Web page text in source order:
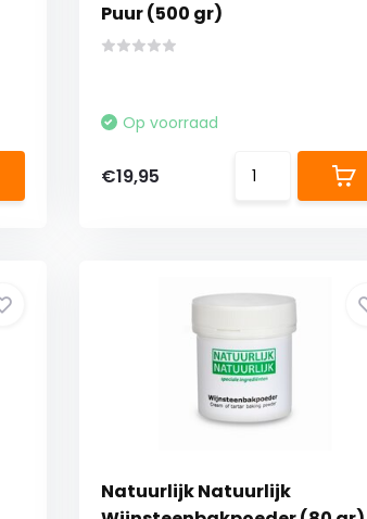
Puur (500 gr)
Op voorraad
€19,95
Natuurlijk Natuurlijk